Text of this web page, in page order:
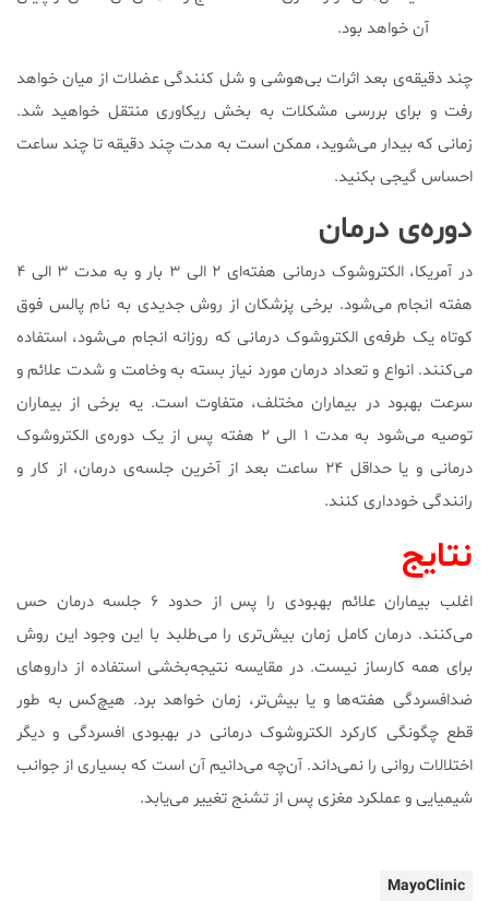
آن خواهد بود.
چند دقیقه‌ی بعد اثرات بی‌هوشی و شل کنندگی عضلات از میان خواهد
رفت و برای بررسی مشکلات به بخش ریکاوری منتقل خواهید شد.
زمانی که بیدار می‌شوید، ممکن است به مدت چند دقیقه تا چند ساعت
احساس گیجی بکنید.
دوره‌ی درمان
در آمریکا، الکتروشوک درمانی هفته‌ای ۲ الی ۳ بار و به مدت ۳ الی ۴
هفته انجام می‌شود. برخی پزشکان از روش جدیدی به نام پالس فوق
کوتاه یک طرفه‌ی الکتروشوک درمانی که روزانه انجام می‌شود، استفاده
می‌کنند. انواع و تعداد درمان مورد نیاز بسته به وخامت و شدت علائم و
سرعت بهبود در بیماران مختلف، متفاوت است. یه برخی از بیماران
توصیه می‌شود به مدت ۱ الی ۲ هفته پس از یک دوره‌ی الکتروشوک
درمانی و یا حداقل ۲۴ ساعت بعد از آخرین جلسه‌ی درمان، از کار و
رانندگی خودداری کنند.
نتایج
اغلب بیماران علائم بهبودی را پس از حدود ۶ جلسه درمان حس
می‌کنند. درمان کامل زمان بیش‌تری را می‌طلبد با این وجود این روش
برای همه کارساز نیست. در مقایسه نتیجه‌بخشی استفاده از داروهای
ضدافسردگی هفته‌ها و یا بیش‌تر، زمان خواهد برد. هیچ‌کس به طور
قطع چگونگی کارکرد الکتروشوک درمانی در بهبودی افسردگی و دیگر
اختلالات روانی را نمی‌داند. آن‌چه می‌دانیم آن است که بسیاری از جوانب
شیمیایی و عملکرد مغزی پس از تشنج تغییر می‌یابد.
MayoClinic